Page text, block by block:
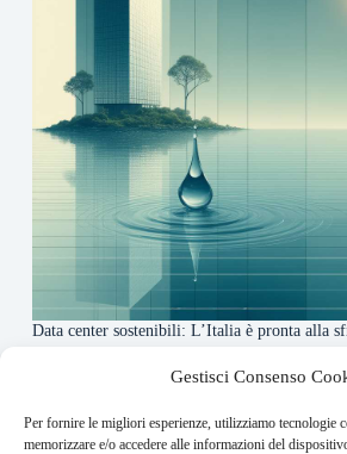
Gestisci Consenso
Per fornire le migliori esperienze, utilizziamo tecnologie
memorizzare e/o accedere alle informazioni del
Data center sostenibili: L’Italia è pronta alla
About this website